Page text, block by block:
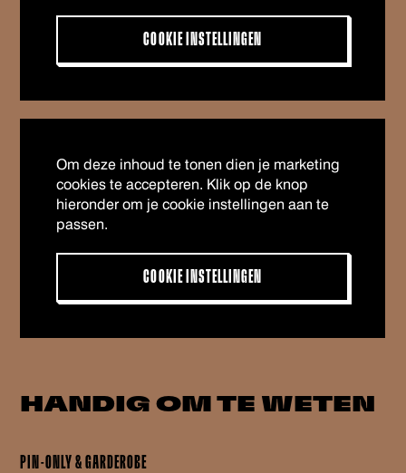
COOKIE INSTELLINGEN
Om deze inhoud te tonen dien je marketing
cookies te accepteren. Klik op de knop
hieronder om je cookie instellingen aan te
passen.
COOKIE INSTELLINGEN
HANDIG OMTE WETEN
PIN-ONLY & GARDEROBE